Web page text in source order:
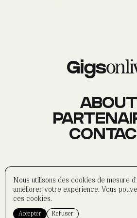
À PROPOS
CONTACT
Formulaire
ABOUT
Politique de
Mentions légales
Nous utilisons des cookies de mesure
améliorer votre expérience. Vous
ces cookies.
Accepter Refuser